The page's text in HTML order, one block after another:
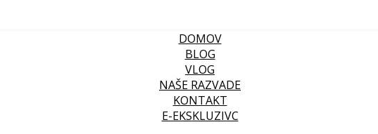
DOMOV
BLOG
VLOG
NAŠE RAZVADE
KONTAKT
E-EKSKLUZIVC